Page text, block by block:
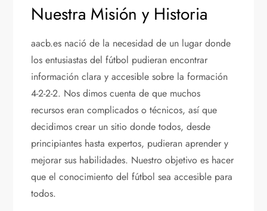
Nuestra Misión y Historia
aacb.es nació de la necesidad de un lugar donde
los entusiastas del fútbol pudieran encontrar
información clara y accesible sobre la formación
4-2-2-2. Nos dimos cuenta de que muchos
recursos eran complicados o técnicos, así que
decidimos crear un sitio donde todos, desde
principiantes hasta expertos, pudieran aprender y
mejorar sus habilidades. Nuestro objetivo es hacer
que el conocimiento del fútbol sea accesible para
todos.